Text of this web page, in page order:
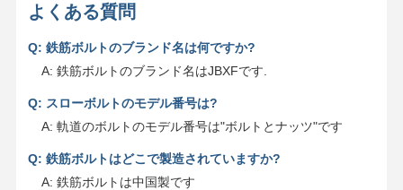
よくある質問
Q: 鉄筋ボルトのブランド名は何ですか?
A: 鉄筋ボルトのブランド名はJBXFです.
Q: スローボルトのモデル番号は?
A: 軌道のボルトのモデル番号は"ボルトとナッツ"です
Q: 鉄筋ボルトはどこで製造されていますか?
A: 鉄筋ボルトは中国製です